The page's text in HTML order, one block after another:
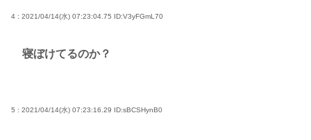
4 : 2021/04/14(水) 07:23:04.75 ID:V3yFGmL70
寝ぼけてるのか？
5 : 2021/04/14(水) 07:23:16.29 ID:sBCSHynB0